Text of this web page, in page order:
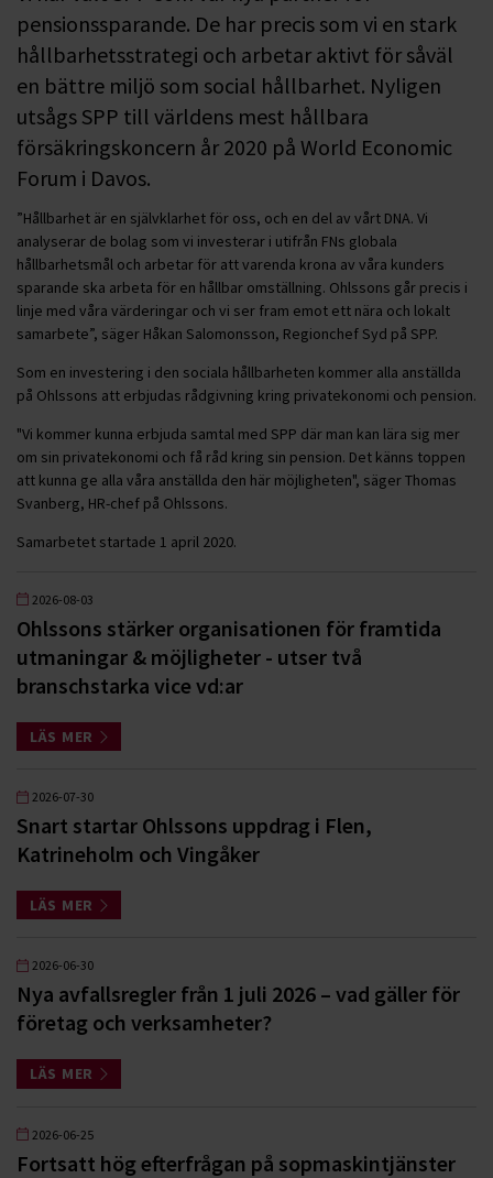
pensionssparande. De har precis som vi en stark
hållbarhetsstrategi och arbetar aktivt för såväl
en bättre miljö som social hållbarhet. Nyligen
utsågs SPP till världens mest hållbara
försäkringskoncern år 2020 på World Economic
Forum i Davos.
”Hållbarhet är en självklarhet för oss, och en del av vårt DNA. Vi
analyserar de bolag som vi investerar i utifrån FNs globala
hållbarhetsmål och arbetar för att varenda krona av våra kunders
sparande ska arbeta för en hållbar omställning. Ohlssons går precis i
linje med våra värderingar och vi ser fram emot ett nära och lokalt
samarbete”, säger Håkan Salomonsson, Regionchef Syd på SPP.
Som en investering i den sociala hållbarheten kommer alla anställda
på Ohlssons att erbjudas rådgivning kring privatekonomi och pension.
"Vi kommer kunna erbjuda samtal med SPP där man kan lära sig mer
om sin privatekonomi och få råd kring sin pension. Det känns toppen
att kunna ge alla våra anställda den här möjligheten", säger Thomas
Svanberg, HR-chef på Ohlssons.
Samarbetet startade 1 april 2020.
2026-08-03
Ohlssons stärker organisationen för framtida
utmaningar & möjligheter - utser två
branschstarka vice vd:ar
LÄS MER
2026-07-30
Snart startar Ohlssons uppdrag i Flen,
Katrineholm och Vingåker
LÄS MER
2026-06-30
Nya avfallsregler från 1 juli 2026 – vad gäller för
företag och verksamheter?
LÄS MER
2026-06-25
Fortsatt hög efterfrågan på sopmaskintjänster